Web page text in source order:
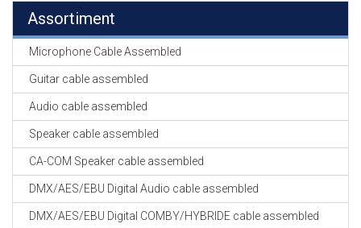
Assortiment
Microphone Cable Assembled
Guitar cable assembled
Audio cable assembled
Speaker cable assembled
CA-COM Speaker cable assembled
DMX/AES/EBU Digital Audio cable assembled
DMX/AES/EBU Digital COMBY/HYBRIDE cable assembled